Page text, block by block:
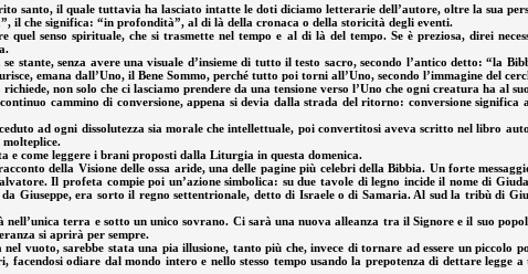
santo, il quale tuttavia ha lasciato intatte le doti diciamo letterarie dell’autore, oltre la sua
il che significa: “in profondità”, al di là della cronaca o della storicità degli eventi.
senso spirituale, che si trasmette nel tempo e al di là del tempo. Se è preziosa, direi
stante, senza avere una visuale d’insieme di tutto il testo sacro, secondo l’antico detto:
emana dall’Uno, il Bene Sommo, perché tutto poi torni all’Uno, secondo l’immagine del
non solo che ci lasciamo prendere da una tensione verso l’Uno che ogni creatura ha al
cammino di conversione, appena si devia dalla strada del ritorno: conversione
ad ogni dissolutezza sia morale che intellettuale, poi convertitosi aveva scritto nel libro
molteplice.
e come leggere i brani proposti dalla Liturgia in questa domenica.
della Visione delle ossa aride, una delle pagine più celebri della Bibbia. Un forte
Il profeta compie poi un’azione simbolica: su due tavole di legno incide il nome di
Giuseppe, era sorto il regno settentrionale, detto di Israele o di Samaria. Al sud la tribù di
terra e sotto un unico sovrano. Ci sarà una nuova alleanza tra il Signore e il suo
si aprirà per sempre.
vuoto, sarebbe stata una pia illusione, tanto più che, invece di tornare ad essere un
odiare dal mondo intero e nello stesso tempo usando la prepotenza di dettare